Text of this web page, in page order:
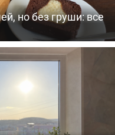
но без груши: все